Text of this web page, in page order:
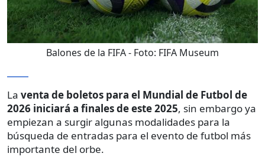
Balones de la FIFA- Foto: FIFA Museum
La venta de boletos para el Mundial de Futbol de
2026 iniciará a finales de este 2025, sin embargo ya
empiezan a surgir algunas modalidades para la
búsqueda de entradas para el evento de futbol más
importante del orbe.